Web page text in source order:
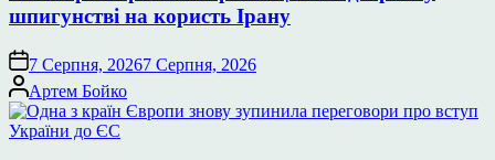
шпигунстві на користь Ірану
7 Серпня, 20267 Серпня, 2026
Опубліковано
Артем Бойко